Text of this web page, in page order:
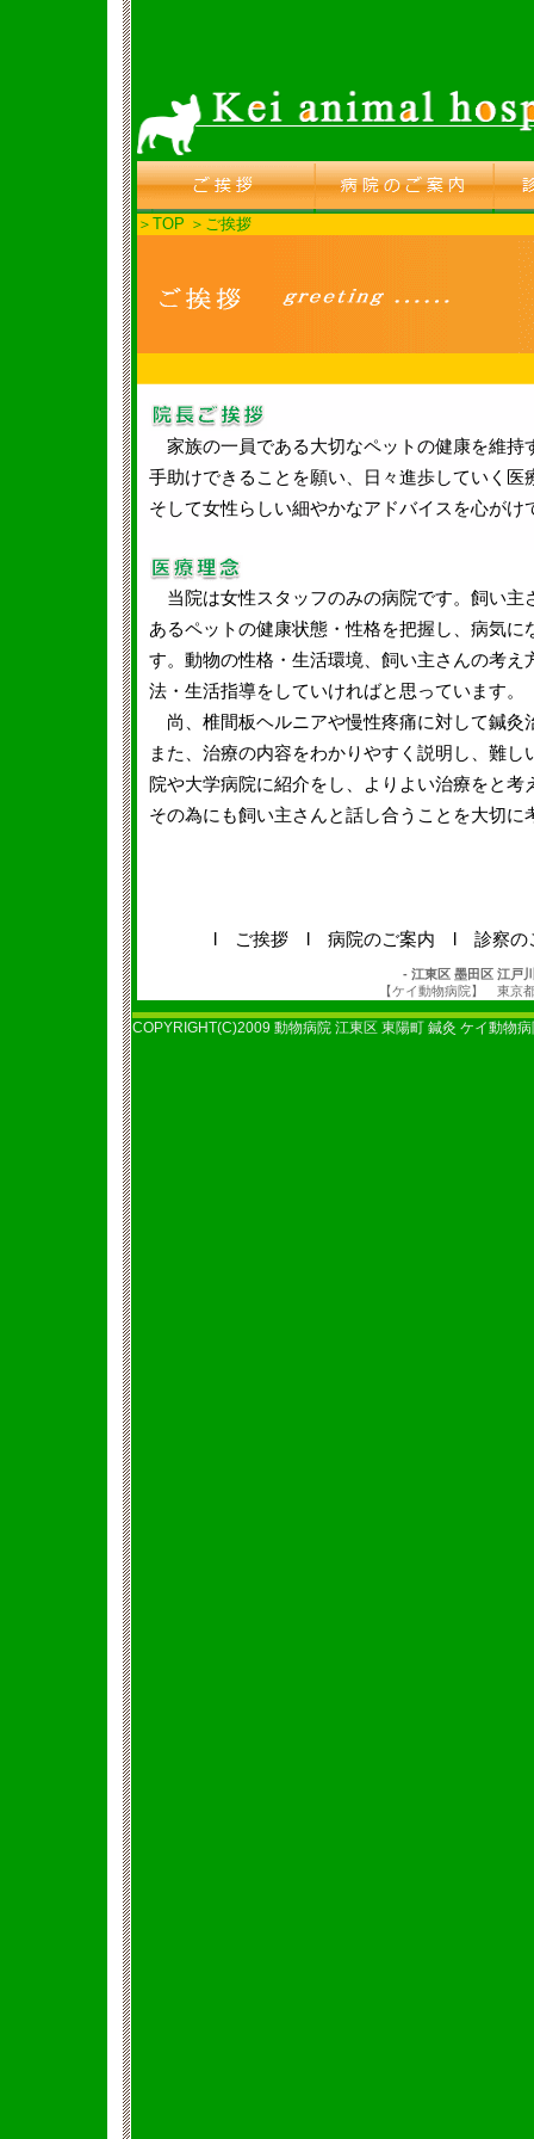
＞ TOP ＞ ご挨拶
家族の一員である大切なペットの健康を維持
手助けできることを願い、日々進歩していく
そして女性らしい細やかなアドバイスを心がけ
当院は女性スタッフのみの病院です。飼い主
あるペットの健康状態・性格を把握し、病気
す。動物の性格・生活環境、飼い主さんの考
法・生活指導をしていければと思っています。
尚、椎間板ヘルニアや慢性疼痛に対して鍼灸
また、治療の内容をわかりやすく説明し、難
院や大学病院に紹介をし、よりよい治療をと考
その為にも飼い主さんと話し合うことを大切に
ご挨拶 病院のご案内 診察の
- 江東区 墨田区 江戸
【ケイ動物病院】 東京
COPYRIGHT(C)2009 動物病院 江東区 東陽町 鍼灸 ケイ動物